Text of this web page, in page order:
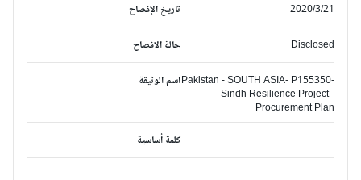
تاريخ الإفصاح
2020/3/21
حالة الافصاح Disclosed
اسم الوثيقةPakistan - SOUTH ASIA- P155350-
Sindh Resilience Project -
Procurement Plan
كلمة أساسية